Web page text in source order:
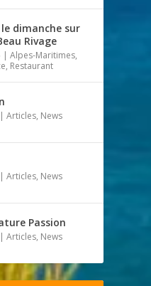
dimanche sur
Rivage
|Alpes-Maritimes,
, Restaurant
|Articles, News
|Articles, News
Passion
|Articles, News